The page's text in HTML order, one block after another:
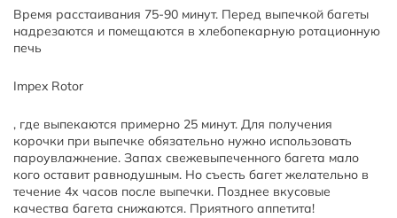
Время расстаивания 75-90 минут. Перед выпечкой багеты
надрезаются и помещаются в хлебопекарную ротационную
печь
Impex Rotor
, где выпекаются примерно 25 минут. Для получения
корочки при выпечке обязательно нужно использовать
пароувлажнение. Запах свежевыпеченного багета мало
кого оставит равнодушным. Но съесть багет желательно в
течение 4х часов после выпечки. Позднее вкусовые
качества багета снижаются. Приятного аппетита!